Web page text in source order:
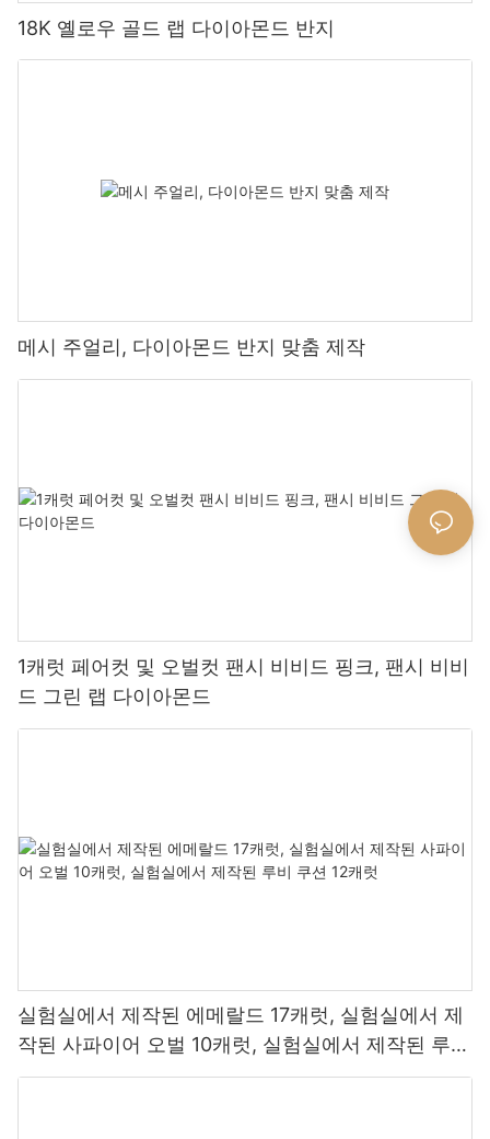
18K 옐로우 골드 랩 다이아몬드 반지
메시 주얼리, 다이아몬드 반지 맞춤 제작
1캐럿 페어컷 및 오벌컷 팬시 비비드 핑크, 팬시 비비
드 그린 랩 다이아몬드
실험실에서 제작된 에메랄드 17캐럿, 실험실에서 제
작된 사파이어 오벌 10캐럿, 실험실에서 제작된 루비
쿠션 12캐럿